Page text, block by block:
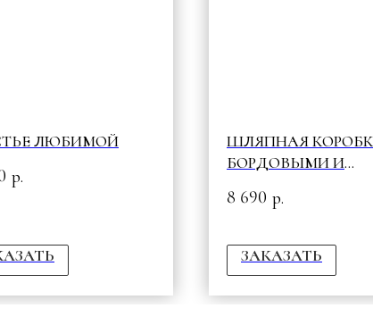
ЛЮБИМОЙ
р.
ШЛЯПНАЯ
БОРДОВЫМИ И
8 690 р.
ЗАКАЗАТЬ